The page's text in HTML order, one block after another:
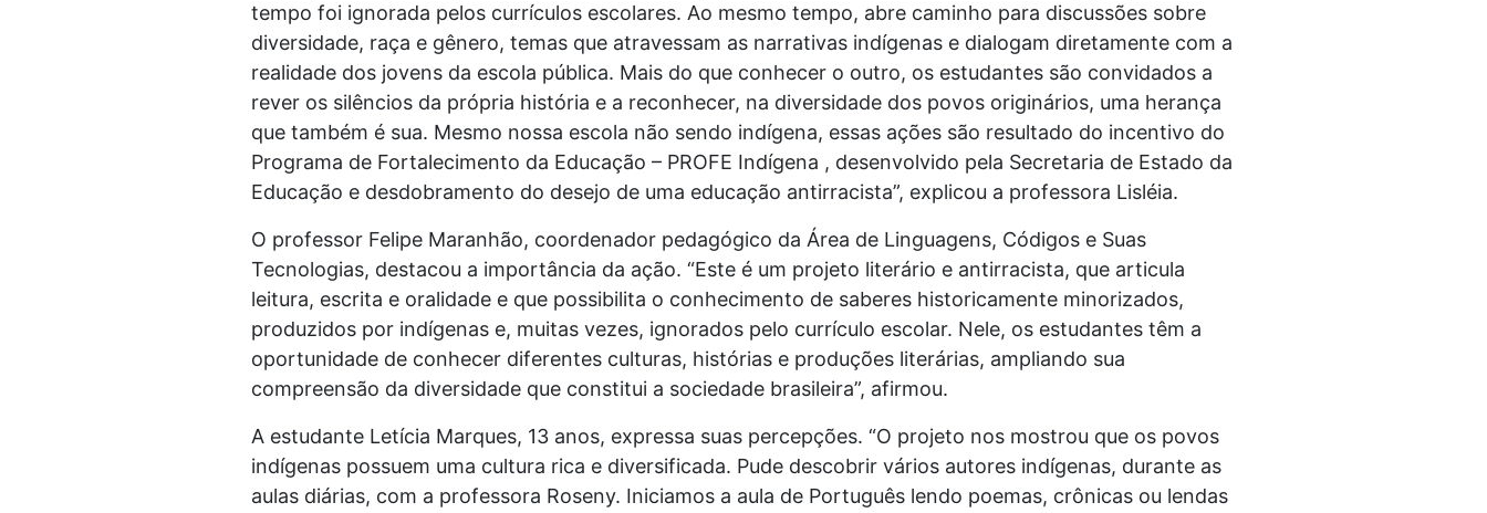
tempo foi ignorada pelos currículos escolares. Ao mesmo tempo, abre caminho para discussões sobre
diversidade, raça e gênero, temas que atravessam as narrativas indígenas e dialogam diretamente com a
realidade dos jovens da escola pública. Mais do que conhecer o outro, os estudantes são convidados a
rever os silêncios da própria história e a reconhecer, na diversidade dos povos originários, uma herança
que também é sua. Mesmo nossa escola não sendo indígena, essas ações são resultado do incentivo do
Programa de Fortalecimento da Educação – PROFE Indígena , desenvolvido pela Secretaria de Estado da
Educação e desdobramento do desejo de uma educação antirracista”, explicou a professora Lisléia.
O professor Felipe Maranhão, coordenador pedagógico da Área de Linguagens, Códigos e Suas
Tecnologias, destacou a importância da ação. “Este é um projeto literário e antirracista, que articula
leitura, escrita e oralidade e que possibilita o conhecimento de saberes historicamente minorizados,
produzidos por indígenas e, muitas vezes, ignorados pelo currículo escolar. Nele, os estudantes têm a
oportunidade de conhecer diferentes culturas, histórias e produções literárias, ampliando sua
compreensão da diversidade que constitui a sociedade brasileira”, afirmou.
A estudante Letícia Marques, 13 anos, expressa suas percepções. “O projeto nos mostrou que os povos
indígenas possuem uma cultura rica e diversificada. Pude descobrir vários autores indígenas, durante as
aulas diárias, com a professora Roseny. Iniciamos a aula de Português lendo poemas, crônicas ou lendas